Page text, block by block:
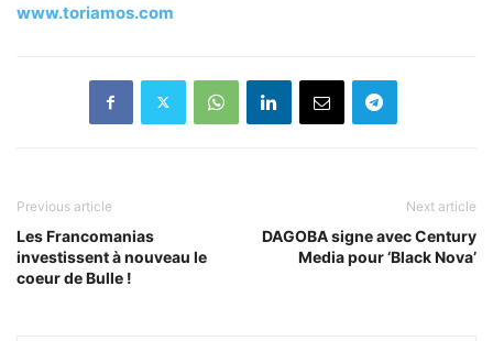
www.toriamos.com
Previous article
Les Francomanias
investissent à nouveau le
coeur de Bulle !
Next article
DAGOBA signe avec Century
Media pour ‘Black Nova’